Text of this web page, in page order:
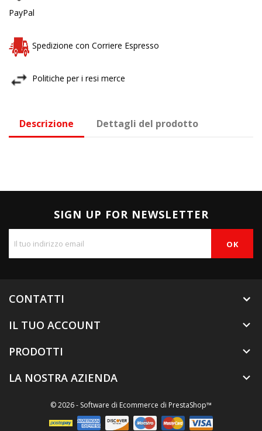
PayPal
Spedizione con Corriere Espresso
Politiche per i resi merce
Descrizione Dettagli del prodotto
SIGN UP FOR NEWSLETTER
CONTATTI
IL TUO ACCOUNT

PRODOTTI 
LA NOSTRA AZIENDA 
© 2026 - Software di Ecommerce di PrestaShop™